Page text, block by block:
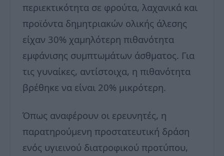
περιεκτικότητα σε φρούτα, λαχανικά και
προϊόντα δημητριακών ολικής άλεσης
είχαν 30% χαμηλότερη πιθανότητα
εμφάνισης συμπτωμάτων άσθματος. Για
τις γυναίκες, αντίστοιχα, η πιθανότητα
βρέθηκε να είναι 20% μικρότερη.
Όπως αναφέρουν οι ερευνητές, η
παρατηρούμενη προστατευτική δράση
ενός υγιεινού διατροφικού προτύπου,